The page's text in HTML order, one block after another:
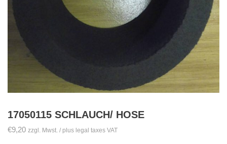
17050115 SCHLAUCH/ HOSE
€9,20 zzgl. Mwst. / plus legal taxes VAT